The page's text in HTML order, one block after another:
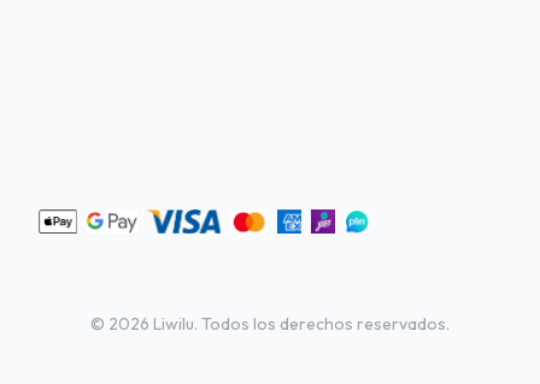
© 2026 Liwilu. Todos los derechos reservados.